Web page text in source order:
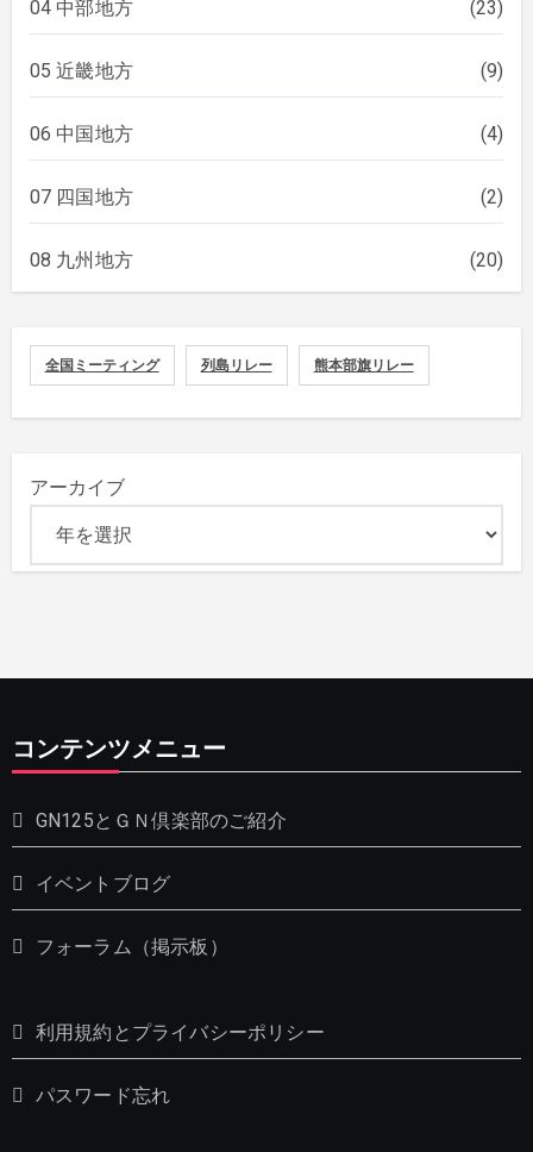
04 中部地方 (23)
05 近畿地方 (9)
06 中国地方 (4)
07 四国地方 (2)
08 九州地方 (20)
全国ミーティング 列島リレー 熊本部旗リレー
アーカイブ
コンテンツメニュー
GN125とＧＮ倶楽部のご紹介
イベントブログ
フォーラム（掲示板）
利用規約とプライバシーポリシー
パスワード忘れ